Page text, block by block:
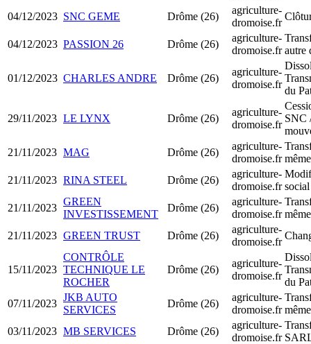
04/12/2023 SNC GEME Drôme (26)
agriculture-
dromoise.fr
04/12/2023 PASSION 26 Drôme (26)
agriculture-
dromoise.fr autre
01/12/2023 CHARLES ANDRE Drôme (26)
agriculture-
dromoise.fr
du
29/11/2023 LE LYNX Drôme (26)
agriculture-
dromoise.fr
SNC
21/11/2023 MAG Drôme (26)
agriculture-
dromoise.fr
21/11/2023 RINA STEEL Drôme (26)
agriculture-
dromoise.fr social
21/11/2023
GREEN
INVESTISSEMENT
Drôme (26)
agriculture-
dromoise.fr
21/11/2023 GREEN TRUST Drôme (26)
agriculture-
dromoise.fr
15/11/2023
CONTRÔLE
TECHNIQUE LE
ROCHER
Drôme (26)
agriculture-
dromoise.fr
du
07/11/2023
JKB AUTO
SERVICES
Drôme (26)
agriculture-
dromoise.fr
03/11/2023 MB SERVICES Drôme (26)
agriculture-
dromoise.fr